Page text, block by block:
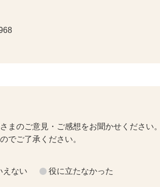
まのご意見・ご感想をお聞かせください
でご了承ください。
えない 役に立たなかった